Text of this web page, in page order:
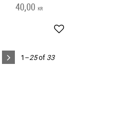
40,00 KR
Add to favorites
1–25of 33